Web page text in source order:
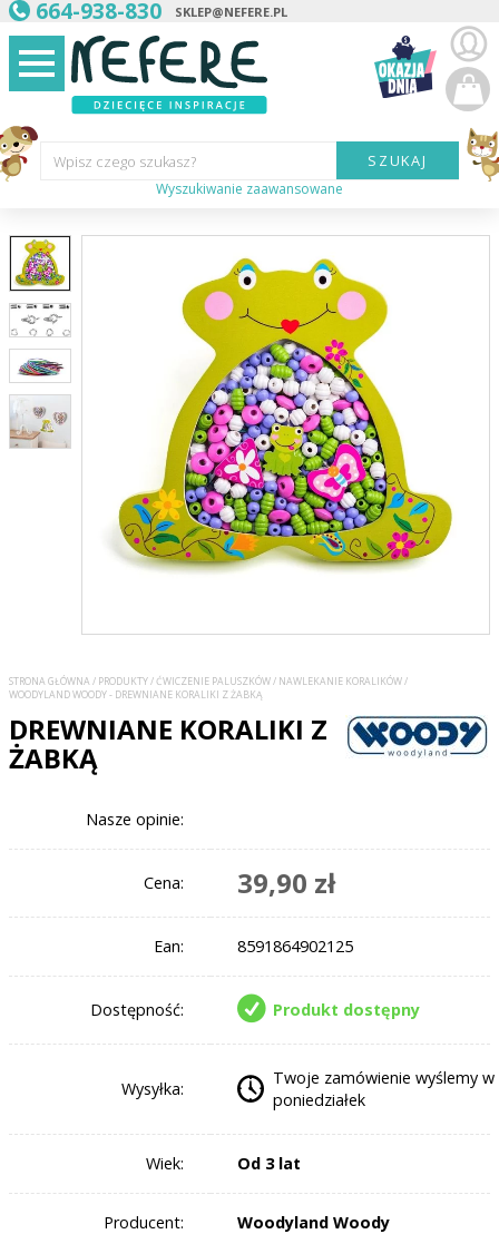
664-938-830 SKLEP@NEFERE.PL
Wpisz czego szukasz?
Kategoria:
Płeć dziecka:
Cena do:
SZUKAJ
Wyszukiwanie zaawansowane
STRONA GŁÓWNA/ PRODUKTY/ĆWICZENIE PALUSZKÓW/ NAWLEKANIE KORALIKÓW/
WOODYLAND WOODY - DREWNIANE KORALIKI Z ŻABKĄ
DREWNIANE KORALIKI Z
ŻABKĄ
Nasze opinie:
Cena: 39,90 zł
Ean: 8591864902125
Dostępność: Produkt dostępny
Wysyłka:
Twoje zamówienie wyślemy w
poniedziałek
Wiek: Od 3 lat
Producent: Woodyland Woody